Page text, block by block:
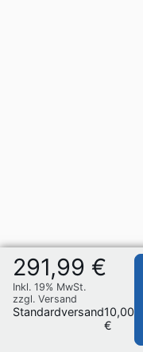
291,99 €
Inkl. 19% MwSt.
zzgl. Versand
Standardversand10,00
€